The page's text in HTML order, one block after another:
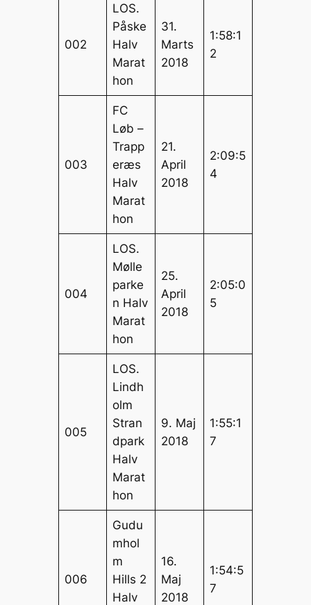
002
LOS.
Påske
Halv
Marat
hon
31.
Marts
2018
1:58:1
2
003
FC
Løb –
Trapp
eræs
Halv
Marat
hon
21.
April
2018
2:09:5
4
004
LOS.
Mølle
parke
n Halv
Marat
hon
25.
April
2018
2:05:0
5
005
LOS.
Lindh
olm
Stran
dpark
Halv
Marat
hon
9. Maj
2018
1:55:1
7
006
Gudu
mhol
m
Hills 2
Halv
16.
Maj
2018
1:54:5
7